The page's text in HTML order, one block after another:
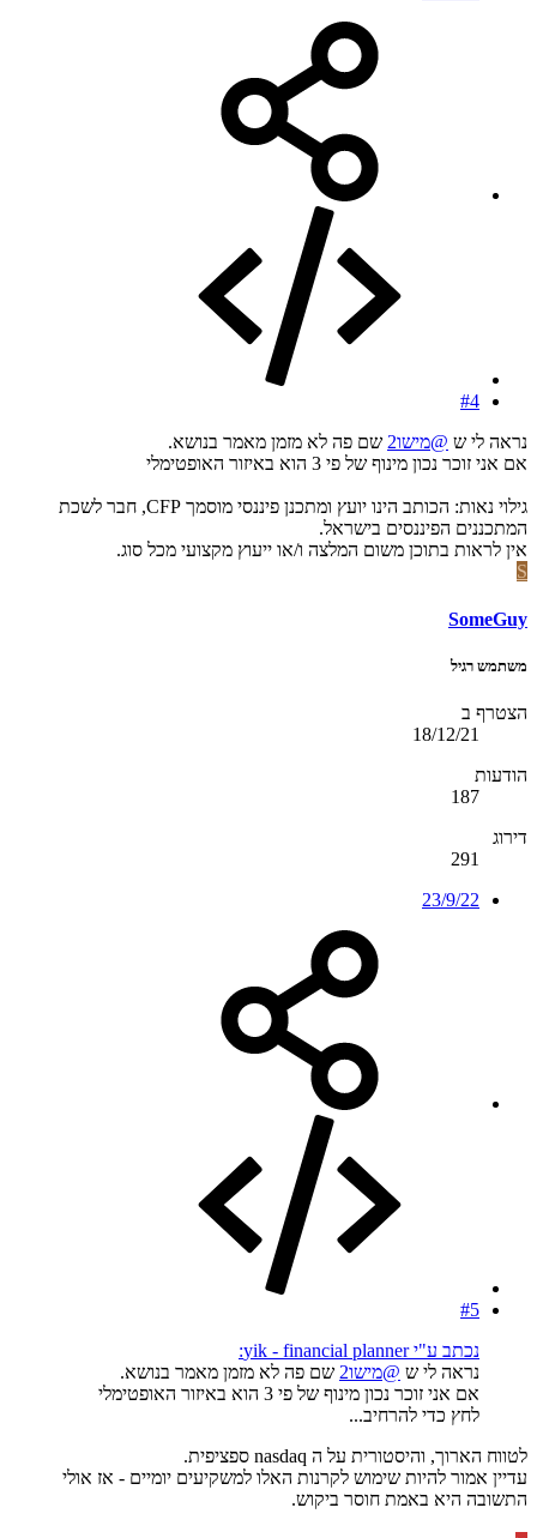
#4
נראה לי ש @מישו2
שם פה לא מזמן מאמר בנושא.
אם אני זוכר נכון מינוף של פי 3 הוא באיזור האופטימלי
גילוי נאות: הכותב הינו יועץ ומתכנן פיננסי מוסמך CFP, חבר לשכת
המתכננים הפיננסים בישראל.
אין לראות בתוכן משום המלצה ו/או ייעוץ מקצועי מכל סוג.
S
SomeGuy
משתמש רגיל
הצטרף ב
18/12/21
הודעות
187
דירוג
291
23/9/22
#5
נכתב ע"י yik - financial planner:
נראה לי ש @מישו2
שם פה לא מזמן מאמר בנושא.
אם אני זוכר נכון מינוף של פי 3 הוא באיזור האופטימלי
לחץ כדי להרחיב...
לטווח הארוך, והיסטורית על ה nasdaq ספציפית.
עדיין אמור להיות שימוש לקרנות האלו למשקיעים יומיים - אז אולי
התשובה היא באמת חוסר ביקוש.